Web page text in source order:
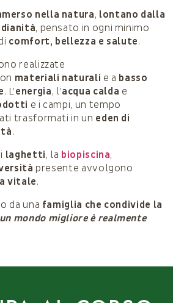
nella natura, lontano dalla
, pensato in ogni minimo
comfort, bellezza e salute.
realizzate
materiali naturali e a basso
. L’energia, l’acqua calda e
e i campi, un tempo
trasformati in un eden di
.
laghetti, la biopiscina,
presente avvolgono
vitale.
da una famiglia che condivide la
un mondo migliore è realmente